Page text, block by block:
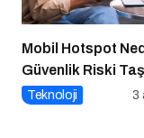
Mobil Hotspot
Güvenlik Riski
Teknoloji 3